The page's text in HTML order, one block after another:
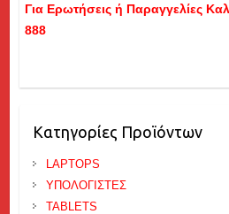
Για Ερωτήσεις ή Παραγγελίες
888
Κατηγορίες Προϊόντων
LAPTOPS
ΥΠΟΛΟΓΙΣΤΕΣ
TABLETS